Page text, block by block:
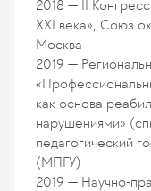
2018 — II
XXI века», Союз
Москва
2019 —
как основа
нарушениями»
педагогический
(МПГУ)
2019 — Научно-